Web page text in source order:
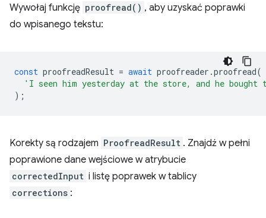
Wywołaj funkcję proofread() , aby uzyskać poprawki
do wpisanego tekstu:
const proofreadResult = await proofreader .proofread(
'I seen him yesterday at the store, and he
);
Korekty są rodzajem ProofreadResult . Znajdź w pełni
poprawione dane wejściowe w atrybucie
correctedInput i listę poprawek w tablicy
corrections :